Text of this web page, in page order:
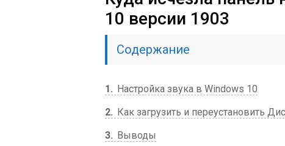
10 версии 1903
Содержание
1
Настройка звука в Windows 10
2
Как загрузить и переустановить
3
Выводы